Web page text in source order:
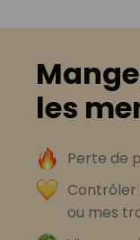
les
Perte de
Contrôler
ou mes